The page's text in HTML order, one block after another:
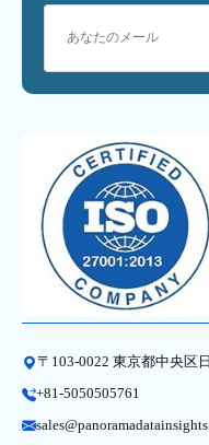
〒103-0022 東京都中央区
+81-5050505761